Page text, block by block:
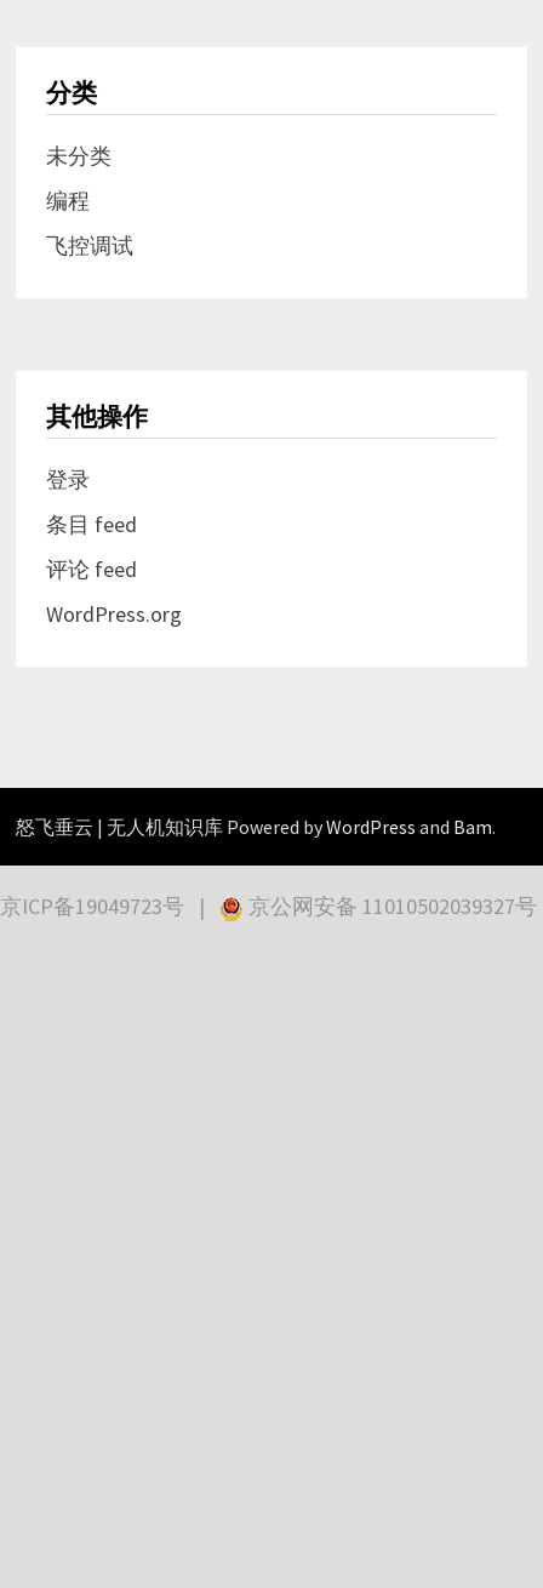
分类
未分类
编程
飞控调试
其他操作
登录
条目 feed
评论 feed
WordPress.org
怒飞垂云 | 无人机知识库 Powered byWordPress and Bam.
京ICP备19049723号 | 京公网安备 11010502039327号